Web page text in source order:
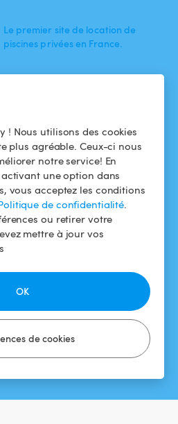
! Nous utilisons des cookies
plus agréable. Ceux-ci nous
notre service! En
une option dans
vous acceptez les conditions
de confidentialité.
ou retirer votre
mettre à jour vos
de cookies
OK
Le premier site de location de
piscines privées en France.
les
ma piscine
ça
?
Conditions
d'utilisation
Politique de
confidentialité
Mentions légales